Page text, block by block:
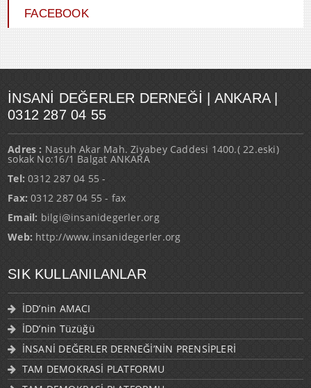
FACEBOOK
İNSANI DEĞERLER DERNEĞI | ANKARA |
0312 287 04 55
Adres : Nasuh Akar Mah. Ziyabey Caddesi 1400.( 22.eski)
sokak No:16/1 Balgat ANKARA
Tel: 0312 287 04 55 -
Fax: 0312 287 04 55 - fax
Email: bilgi@insanidegerler.org
Web: http://www.insanidegerler.org
SIK KULLANILANLAR
İDD’nin AMACI
İDD’nin Tüzüğü
İNSANİ DEĞERLER DERNEĞİ’NİN PRENSİPLERİ
TAM DEMOKRASİ PLATFORMU